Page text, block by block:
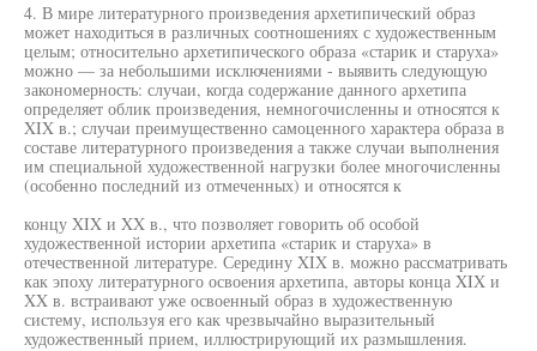
4. В мире литературного произведения архетипический образ
может находиться в различных соотношениях с художественным
целым; относительно архетипического образа «старик и старуха»
можно — за небольшими исключениями - выявить следующую
закономерность: случаи, когда содержание данного архетипа
определяет облик произведения, немногочисленны и относятся к
XIX в.; случаи преимущественно самоценного характера образа в
составе литературного произведения а также случаи выполнения
им специальной художественной нагрузки более многочисленны
(особенно последний из отмеченных) и относятся к
концу XIX и XX в., что позволяет говорить об особой
художественной истории архетипа «старик и старуха» в
отечественной литературе. Середину XIX в. можно рассматривать
как эпоху литературного освоения архетипа, авторы конца XIX и
XX в. встраивают уже освоенный образ в художественную
систему, используя его как чрезвычайно выразительный
художественный прием, иллюстрирующий их размышления.